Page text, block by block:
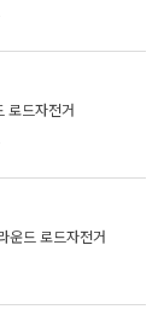
로드자전거
운드 로드자전거